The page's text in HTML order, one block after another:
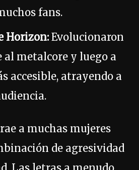
fans.
Horizon:Evolucionaron
al metalcore y luego a
accesible, atrayendo a
a muchas mujeres
de agresividad